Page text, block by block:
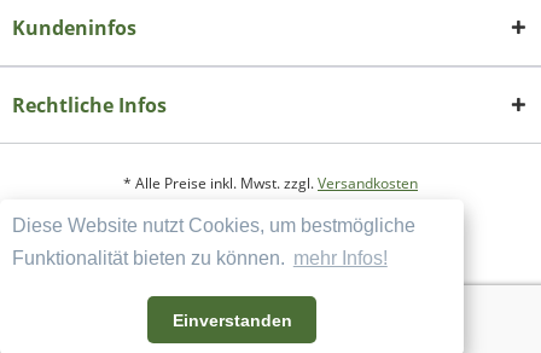
Diese Website nutzt Cookies, um bestmögliche
Funktionalität bieten zu können. mehr Infos!
Einverstanden
Kundeninfos
Rechtliche Infos
* Alle Preise inkl. Mwst. zzgl.Versandkosten
Copyright
Datenschutzerklärung
Widerrufsbelehrung und Muster-Widerrufsformular
AGB und Kundeninformation